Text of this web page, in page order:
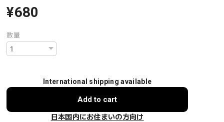
¥680
数量
International shipping available
Add to cart
日本国内にお住まいの方向け